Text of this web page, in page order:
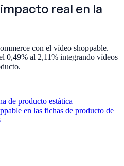
real en la
con el vídeo shoppable.
0,49% al 2,11% integrando vídeos
de producto estática
en las fichas de producto de